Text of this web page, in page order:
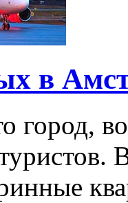
в
город,